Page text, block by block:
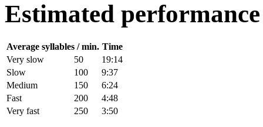
Estimated
Average syllables / min. Time
Very slow
50
19:14
Slow
100
9:37
Medium
150
6:24
Fast
200
4:48
Very fast
250 3:50